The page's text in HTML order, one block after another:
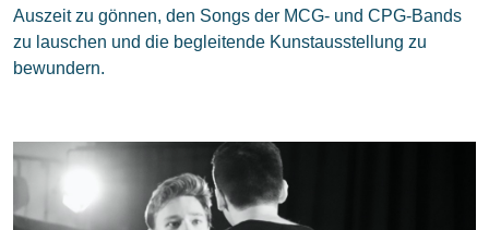
Auszeit zu gönnen, den Songs der MCG- und CPG-Bands
zu lauschen und die begleitende Kunstausstellung zu
bewundern.